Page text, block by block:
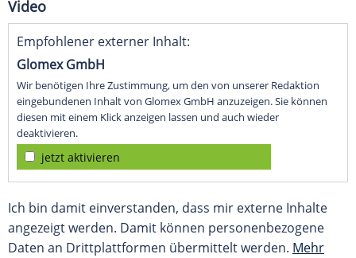
Video
Empfohlener externer Inhalt:
Glomex GmbH
Wir benötigen Ihre Zustimmung, um den von unserer Redaktion
eingebundenen Inhalt von Glomex GmbH anzuzeigen. Sie können
diesen mit einem Klick anzeigen lassen und auch wieder
deaktivieren.
jetzt aktivieren
Ich bin damit einverstanden, dass mir externe Inhalte
angezeigt werden. Damit können personenbezogene
Daten an Drittplattformen übermittelt werden. Mehr